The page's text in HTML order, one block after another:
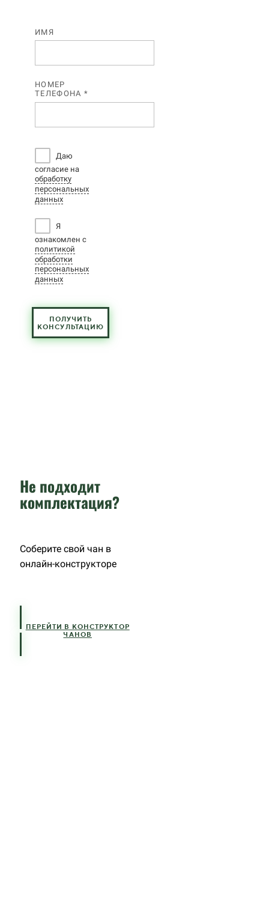
ИМЯ
НОМЕР
ТЕЛЕФОНА *
Даю
согласие на
обработку
персональных
данных
Я
ознакомлен с
политикой
обработки
персональных
данных
ПОЛУЧИТЬ
КОНСУЛЬТАЦИЮ
Не подходит
комплектация?
Соберите свой чан в
онлайн-конструкторе
ПЕРЕЙТИ В КОНСТРУКТОР
ЧАНОВ